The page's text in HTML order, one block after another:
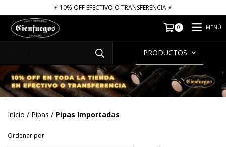
⚡​​​ 10% OFF EFECTIVO O TRANSFERENCIA ⚡​
0 MENÚ
PRODUCTOS
Inicio / Pipas / Pipas Importadas
Ordenar por